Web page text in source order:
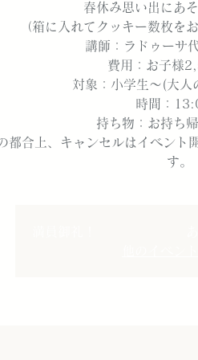
春休み思い出にあ
（箱に入れてクッキー数枚を
講師：ラドゥーサ
費用：お子様
対象：小学生～(大人
時間：
持ち物：お持ち
都合上、キャンセルはイベント
す。